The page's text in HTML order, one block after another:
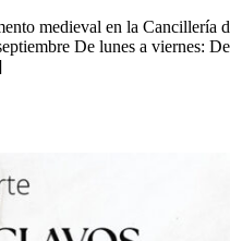
medieval en la Cancillería
De lunes a viernes: De